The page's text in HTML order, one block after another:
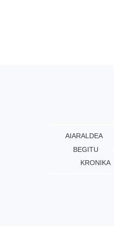
AIARALDEA
BEGITU
KRONIKA